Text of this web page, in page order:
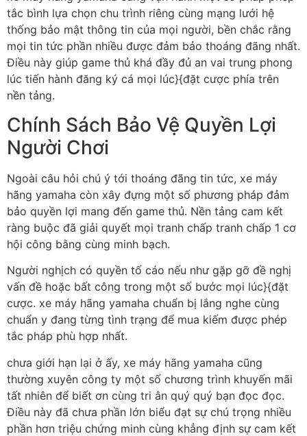
tắc bình lựa chọn chu trình riêng cùng mạng lưới hệ
thống bảo mật thông tin của mọi người, bền chắc rằng
mọi tin tức phần nhiều được đảm bảo thoáng đãng nhất.
Điều này giúp game thủ khá đầy đủ an vai trung phong
lúc tiến hành đăng ký cá mọi lúc}{đặt cược phía trên
nền tảng.
Chính Sách Bảo Vệ Quyền Lợi
Người Chơi
Ngoài câu hỏi chú ý tới thoáng đãng tin tức, xe máy
hãng yamaha còn xây đựng một số phương pháp đảm
bảo quyền lợi mang đến game thủ. Nền tảng cam kết
ràng buộc đã giải quyết mọi tranh chấp tranh chấp 1 cơ
hội công bằng cùng minh bạch.
Người nghịch có quyền tố cáo nếu như gặp gỡ đề nghị
vấn đề hoặc bất công trong một số bước mọi lúc}{đặt
cược. xe máy hãng yamaha chuẩn bị lắng nghe cùng
chuẩn y đang từng tình trạng để mua kiếm được phép
tắc pháp phù hợp nhất.
chưa giới hạn lại ở ấy, xe máy hãng yamaha cũng
thường xuyên công ty một số chương trình khuyến mãi
tất nhiên để biết ơn cùng tri ân quý quý bạn đọc đọc.
Điều này đã chưa phần lớn biểu đạt sự chú trọng nhiều
phần hơn triệu chứng minh cùng khẳng định sự cam kết